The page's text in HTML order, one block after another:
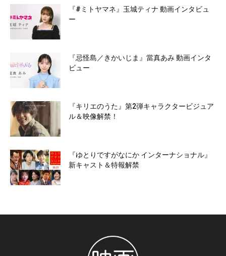
『#ミトヤマネ』玉城ティナ 動画インタビュ
ー
『忌怪島／きかいじま』當真あみ 動画インタ
ビュー
『キリエのうた』第2弾キャラクタービジュア
ル＆映像解禁！
『ゆとりですがなにか インターナショナル』
新キャスト＆特報解禁